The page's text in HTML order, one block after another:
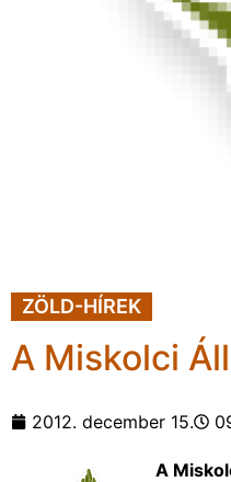
ZÖLD-HÍREK
A Miskolci
2012. december 15.
A